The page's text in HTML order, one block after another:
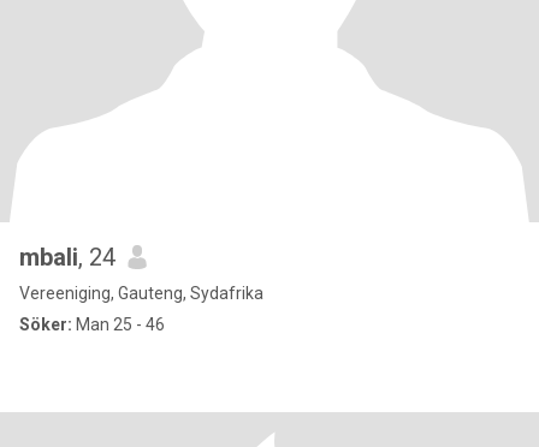
mbali, 24
Vereeniging, Gauteng, Sydafrika
Söker: Man 25 - 46